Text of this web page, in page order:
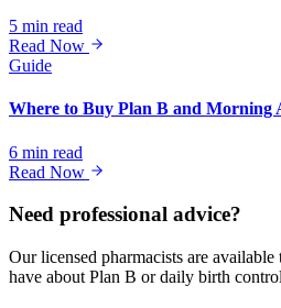
5 min read
Read Now
Guide
Where to Buy Plan B and Morning
6 min read
Read Now
Need professional advice?
Our licensed pharmacists are
have about Plan B or daily birth